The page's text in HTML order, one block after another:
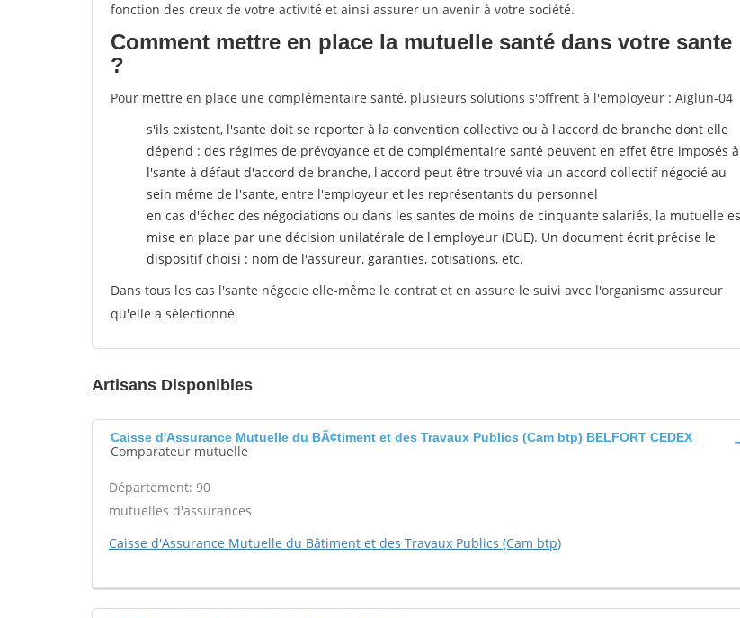
fonction des creux de votre activité et ainsi assurer un avenir à votre société.
Comment mettre en place la mutuelle santé dans votre sante
?
Pour mettre en place une complémentaire santé, plusieurs solutions s'offrent à l'employeur : Aiglun-04
s'ils existent, l'sante doit se reporter à la convention collective ou à l'accord de branche dont elle
dépend : des régimes de prévoyance et de complémentaire santé peuvent en effet être imposés à
l'sante à défaut d'accord de branche, l'accord peut être trouvé via un accord collectif négocié au
sein même de l'sante, entre l'employeur et les représentants du personnel
en cas d'échec des négociations ou dans les santes de moins de cinquante salariés, la mutuelle
mise en place par une décision unilatérale de l'employeur (DUE). Un document écrit précise le
dispositif choisi : nom de l'assureur, garanties, cotisations, etc.
Dans tous les cas l'sante négocie elle-même le contrat et en assure le suivi avec l'organisme assureur
qu'elle a sélectionné.
Artisans Disponibles
Caisse d'Assurance Mutuelle du BÃ¢timent et des Travaux Publics (Cam btp) BELFORT CEDEX
Comparateur mutuelle
Département: 90
mutuelles d'assurances
Caisse d'Assurance Mutuelle du Bâtiment et des Travaux Publics (Cam btp)